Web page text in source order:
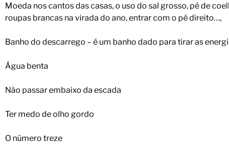
Moeda nos cantos das casas, o uso do sal grosso, pé de
roupas brancas na virada do ano, entrar com o pé direito…,
Banho do descarrego – é um banho dado para tirar as
Água benta
Não passar embaixo da escada
Ter medo de olho gordo
O número treze